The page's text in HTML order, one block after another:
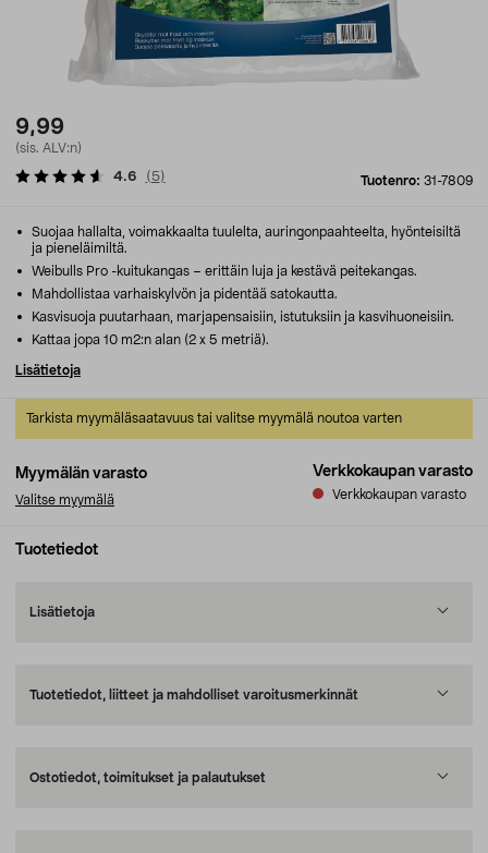
9,99
(sis. ALV:n)
Tuotenro: 31-7809
4.6 ( 5)
Myymälän varasto
Valitse myymälä
Verkkokaupan varasto
Verkkokaupan varasto
Tarkista myymäläsaatavuus tai valitse myymälä noutoa varten
Suojaa hallalta, voimakkaalta tuulelta, auringonpaahteelta, hyönteisiltä
ja pieneläimiltä.
Weibulls Pro -kuitukangas – erittäin luja ja kestävä peitekangas.
Mahdollistaa varhaiskylvön ja pidentää satokautta.
Kasvisuoja puutarhaan, marjapensaisiin, istutuksiin ja kasvihuoneisiin.
Kattaa jopa 10 m2:n alan (2 x 5 metriä).
Lisätietoja
Tuotetiedot
Lisätietoja
Tuotetiedot, liitteet ja mahdolliset varoitusmerkinnät
Ostotiedot, toimitukset ja palautukset